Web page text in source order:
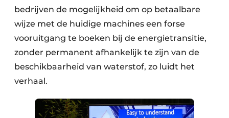
bedrijven de mogelijkheid om op betaalbare
wijze met de huidige machines een forse
vooruitgang te boeken bij de energietransitie,
zonder permanent afhankelijk te zijn van de
beschikbaarheid van waterstof, zo luidt het
verhaal.